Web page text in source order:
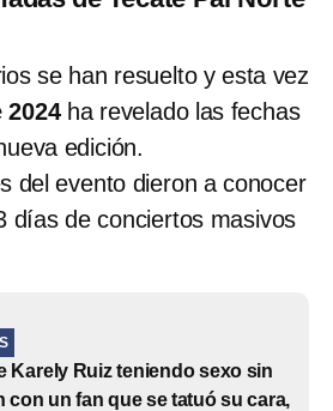
se han resuelto y esta vez
2024ha revelado las fechas
edición.
del evento dieron a conocer
días de conciertos masivos
Karely Ruiz teniendo sexo sin
con un fan que se tatuó su cara,